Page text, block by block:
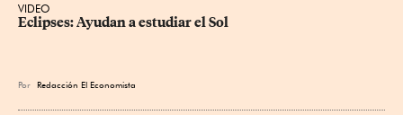
VIDEO
Eclipses: Ayudan a estudiar el Sol
Por Redacción El Economista